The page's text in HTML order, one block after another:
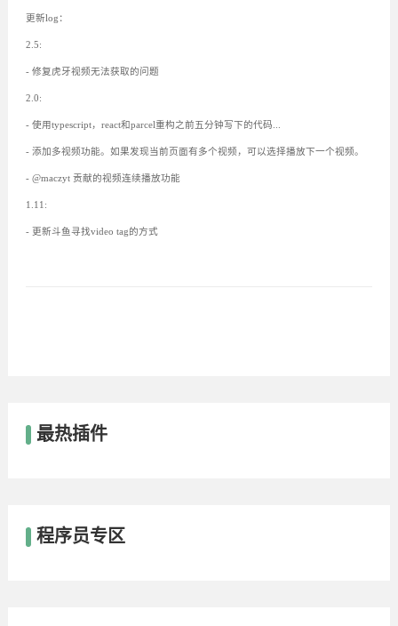
更新log：
2.5:
- 修复虎牙视频无法获取的问题
2.0:
- 使用typescript，react和parcel重构之前五分钟写下的代码...
- 添加多视频功能。如果发现当前页面有多个视频，可以选择播放下一个视频。
- @maczyt 贡献的视频连续播放功能
1.11:
- 更新斗鱼寻找video tag的方式
最热插件
程序员专区